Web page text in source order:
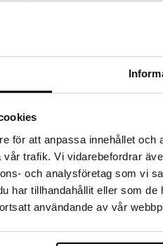
för att anpassa innehållet
trafik. Vi vidarebefordrar
och analysföretag som vi
har tillhandahållit eller som
användande av vår
31.8.2026 asti mutta ole nopea -
voivat päästä loppumaan!
ale-löydöt »
lasisarja ajattomalla muotoilulla.
hienompaan ravintolaan tai
lasi.